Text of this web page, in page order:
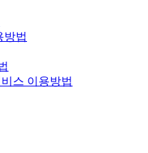
방법
스 이용방법